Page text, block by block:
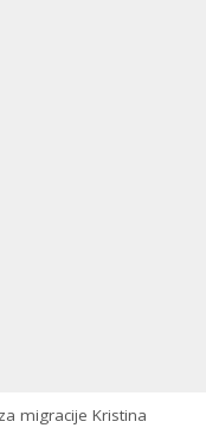
migracije Kristina